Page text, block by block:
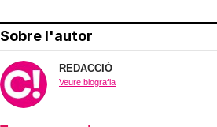
Sobre l'autor
REDACCIÓ
Veure biografia